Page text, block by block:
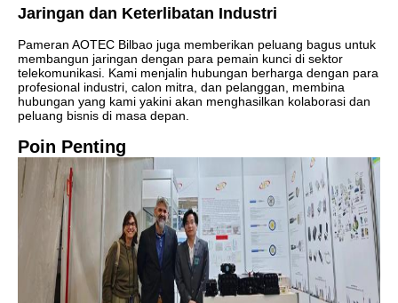
Jaringan dan Keterlibatan Industri
Pameran AOTEC Bilbao juga memberikan peluang bagus untuk
membangun jaringan dengan para pemain kunci di sektor
telekomunikasi. Kami menjalin hubungan berharga dengan para
profesional industri, calon mitra, dan pelanggan, membina
hubungan yang kami yakini akan menghasilkan kolaborasi dan
peluang bisnis di masa depan.
Poin Penting